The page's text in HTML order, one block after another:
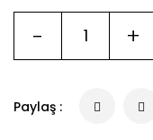
- +
Paylaş :